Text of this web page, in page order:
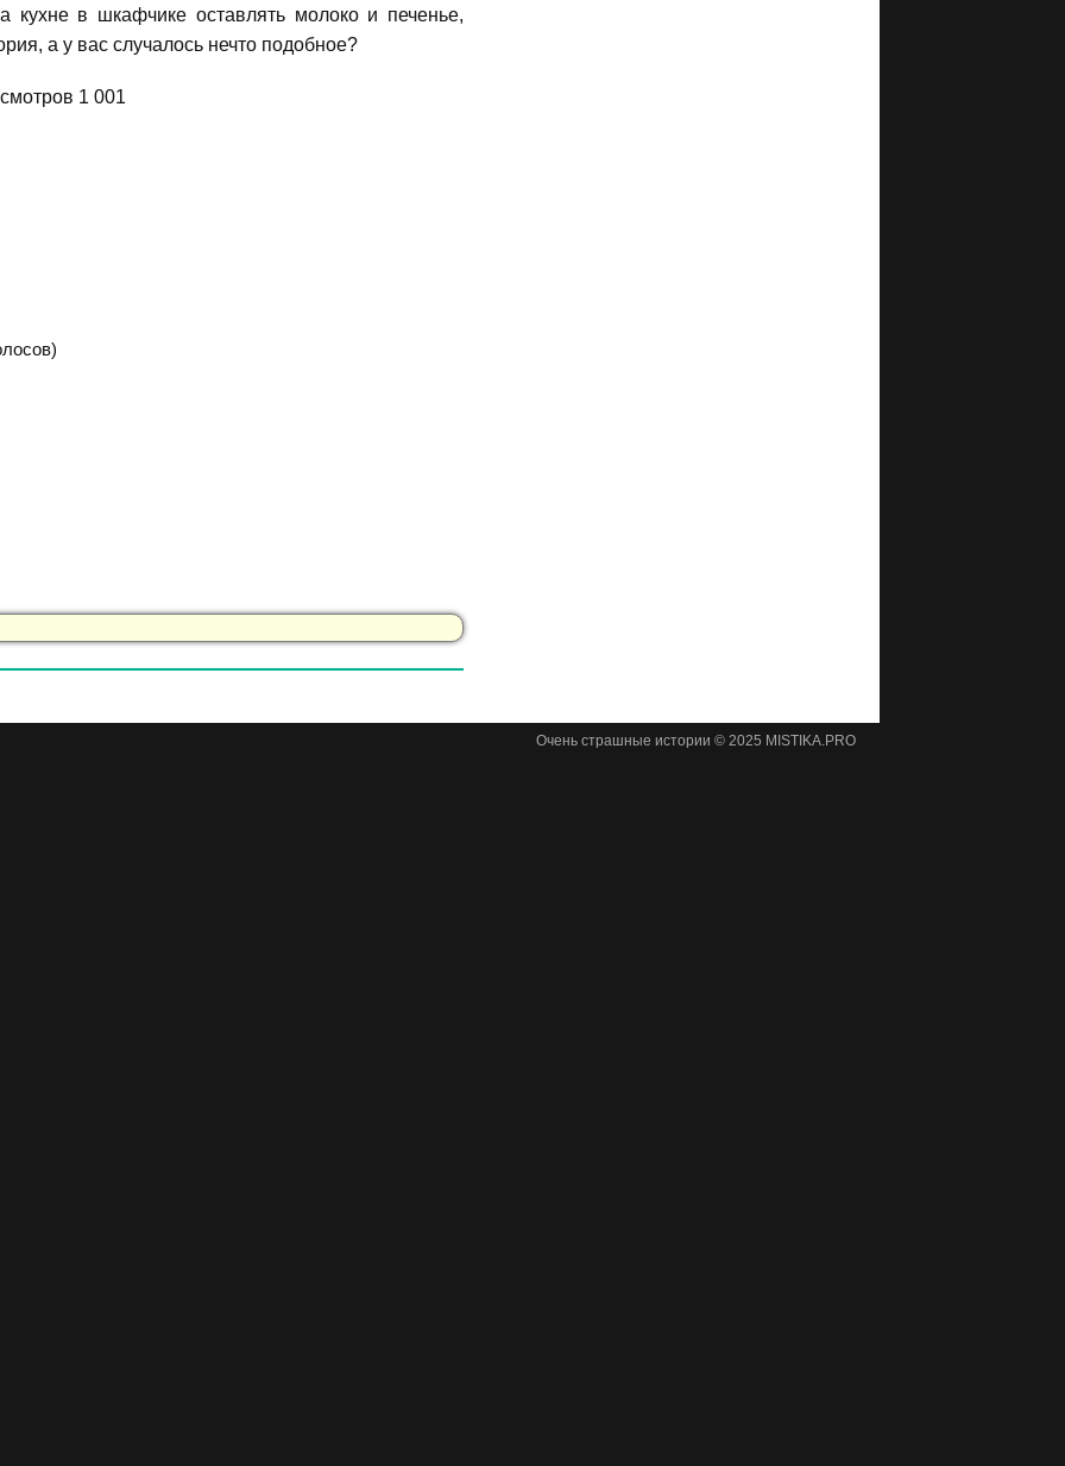
в шкафчике оставлять молоко и печенье,
а у вас случалось нечто подобное?
1 001
Очень страшные истории © 2025 MISTIKA.PRO